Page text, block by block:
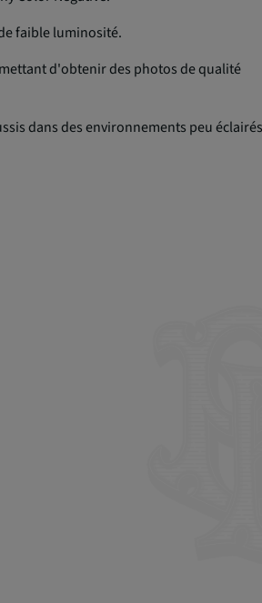
faible luminosité.
d'obtenir des photos de qualité
dans des environnements peu